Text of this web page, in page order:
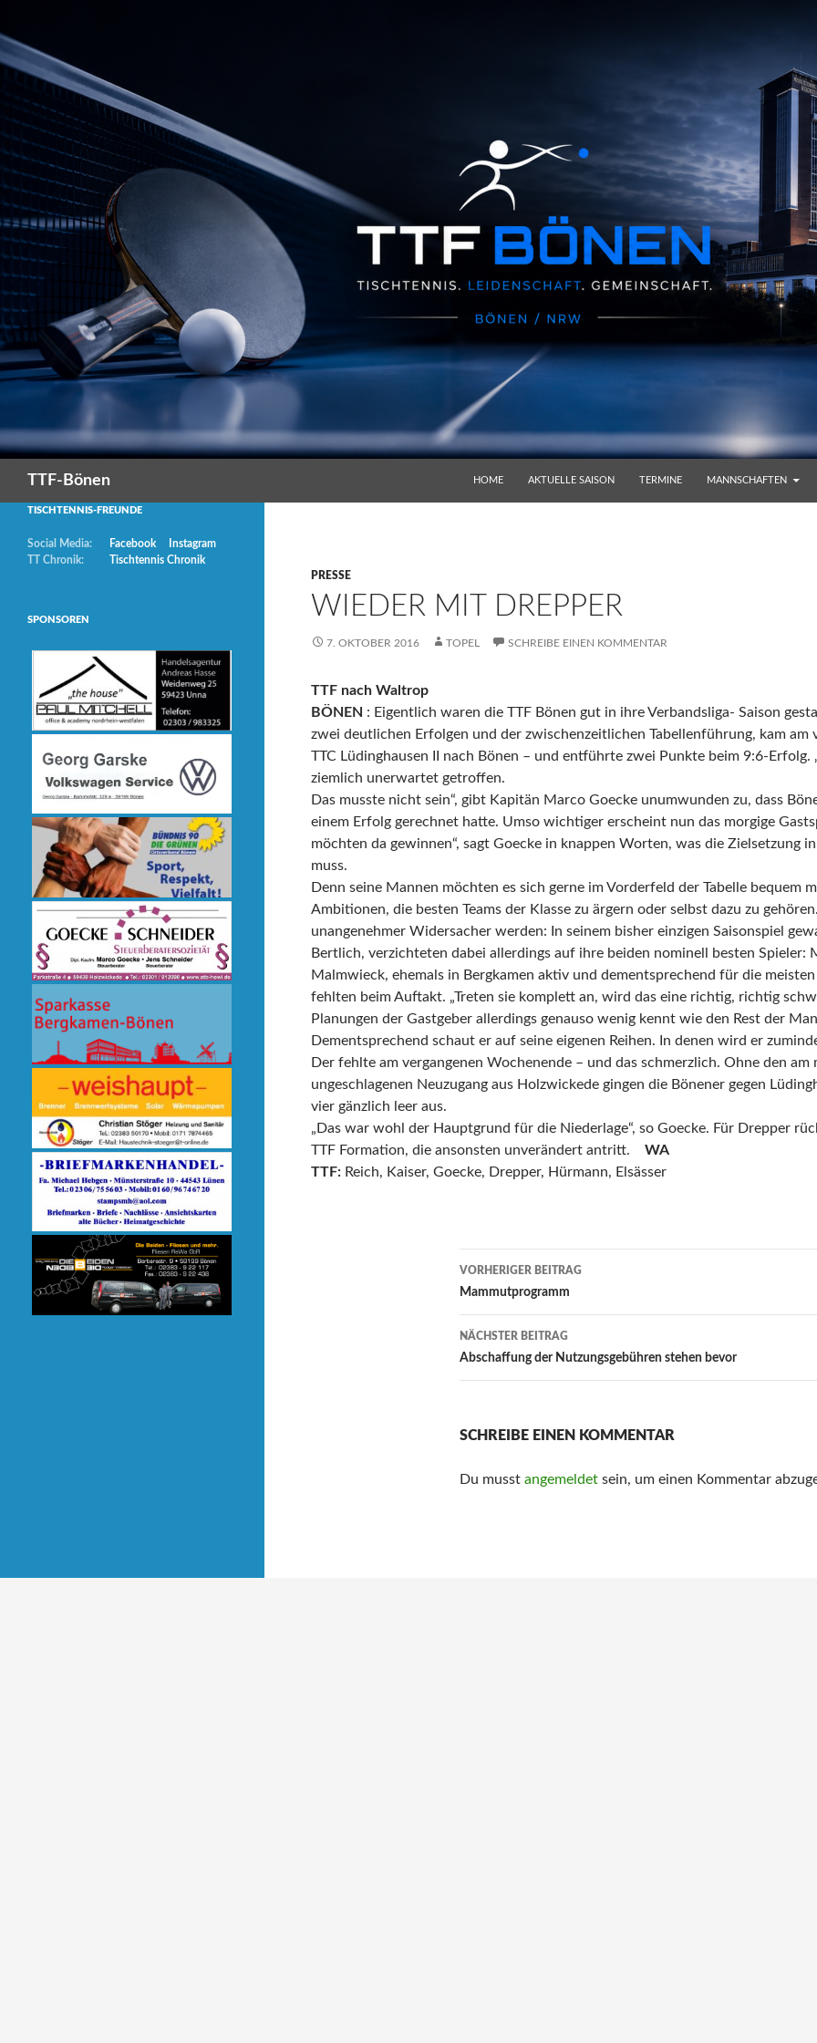
TTF-Bönen
HOME
AKTUELLE SAISON TERMINE MANNSCHAFTEN
PRESSE
WIEDER MIT DREPPER
7. OKTOBER 2016 TOPEL SCHREIBE EINEN KOMMENTAR
TTF nach Waltrop
BÖNEN : Eigentlich waren die TTF Bönen gut in ihre Verbandsliga- Saison
zwei deutlichen Erfolgen und der zwischenzeitlichen Tabellenführung, kam am
TTC Lüdinghausen II nach Bönen – und entführte zwei Punkte beim 9:6-Erfolg.
ziemlich unerwartet getroffen.
Das musste nicht sein“, gibt Kapitän Marco Goecke unumwunden zu, dass
einem Erfolg gerechnet hatte. Umso wichtiger erscheint nun das morgige
möchten da gewinnen“, sagt Goecke in knappen Worten, was die Zielsetzung
muss.
Denn seine Mannen möchten es sich gerne im Vorderfeld der Tabelle bequem
Ambitionen, die besten Teams der Klasse zu ärgern oder selbst dazu zu
unangenehmer Widersacher werden: In seinem bisher einzigen Saisonspiel
Bertlich, verzichteten dabei allerdings auf ihre beiden nominell besten Spieler:
Malmwieck, ehemals in Bergkamen aktiv und dementsprechend für die
fehlten beim Auftakt. „Treten sie komplett an, wird das eine richtig, richtig
Planungen der Gastgeber allerdings genauso wenig kennt wie den Rest der
Dementsprechend schaut er auf seine eigenen Reihen. In denen wird er
Der fehlte am vergangenen Wochenende – und das schmerzlich. Ohne den
ungeschlagenen Neuzugang aus Holzwickede gingen die Bönener gegen
vier gänzlich leer aus.
„Das war wohl der Hauptgrund für die Niederlage“, so Goecke. Für Drepper
TTF Formation, die ansonsten unverändert antritt. WA
TTF: Reich, Kaiser, Goecke, Drepper, Hürmann, Elsässer
Beitrags-
Navigation
VORHERIGER BEITRAG
Mammutprogramm
NÄCHSTER BEITRAG
Abschaffung der Nutzungsgebühren stehen bevor
SCHREIBE EINEN KOMMENTAR
Du musst angemeldet sein, um einen Kommentar
TISCHTENNIS-FREUNDE
Social Media: Facebook
Instagram
TT Chronik:
Tischtennis Chronik
SPONSOREN